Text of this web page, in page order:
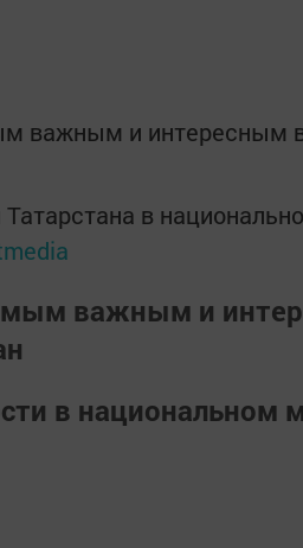
важным и интересным
Татарстана в
важным и
в национальном